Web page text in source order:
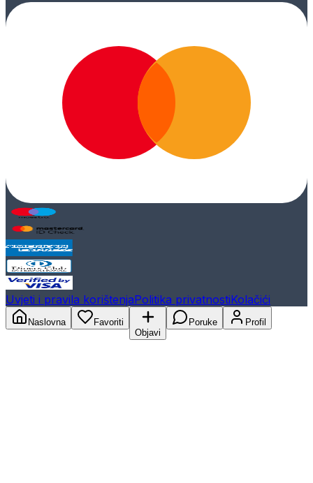
Uvjeti i pravila korištenjaPolitika privatnostiKolačići
Naslovna
Favoriti
Objavi
Poruke Profil